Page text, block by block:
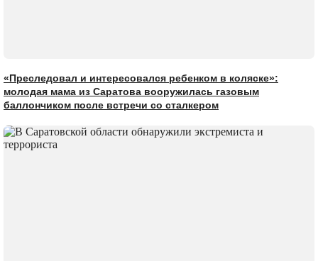
«Преследовал и интересовался ребенком в коляске»:
молодая мама из Саратова вооружилась газовым
баллончиком после встречи со сталкером